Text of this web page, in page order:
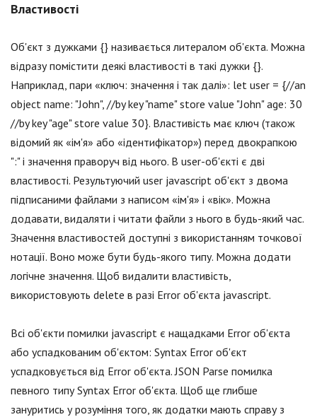
Властивості
Об'єкт з дужками {} називається литералом об'єкта. Можна
відразу помістити деякі властивості в такі дужки {}.
Наприклад, пари «ключ: значення і так далі»: let user = {//an
object name: "John", //by key "name" store value "John" age: 30
//by key "age" store value 30}. Властивість має ключ (також
відомий як «ім'я» або «ідентифікатор») перед двокрапкою
":" і значення праворуч від нього. В user-об'єкті є дві
властивості. Результуючий user jаvascript об'єкт з двома
підписаними файлами з написом «ім'я» і «вік». Можна
додавати, видаляти і читати файли з нього в будь-який час.
Значення властивостей доступні з використанням точкової
нотації. Воно може бути будь-якого типу. Можна додати
логічне значення. Щоб видалити властивість,
використовують delete в разі Error об'єкта jаvascript.
Всі об'єкти помилки jаvascript є нащадками Error об'єкта
або успадкованим об'єктом: Syntax Error об'єкт
успадковується від Error об'єкта. JSON Parse помилка
певного типу Syntax Error об'єкта. Щоб ще глибше
зануритись у розуміння того, як додатки мають справу з